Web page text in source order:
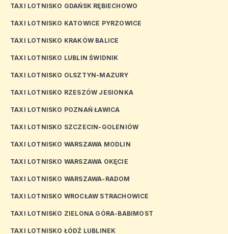
TAXI LOTNISKO GDAŃSK RĘBIECHOWO
TAXI LOTNISKO KATOWICE PYRZOWICE
TAXI LOTNISKO KRAKÓW BALICE
TAXI LOTNISKO LUBLIN ŚWIDNIK
TAXI LOTNISKO OLSZTYN-MAZURY
TAXI LOTNISKO RZESZÓW JESIONKA
TAXI LOTNISKO POZNAŃ ŁAWICA
TAXI LOTNISKO SZCZECIN-GOLENIÓW
TAXI LOTNISKO WARSZAWA MODLIN
TAXI LOTNISKO WARSZAWA OKĘCIE
TAXI LOTNISKO WARSZAWA-RADOM
TAXI LOTNISKO WROCŁAW STRACHOWICE
TAXI LOTNISKO ZIELONA GÓRA-BABIMOST
TAXI LOTNISKO ŁÓDŹ LUBLINEK